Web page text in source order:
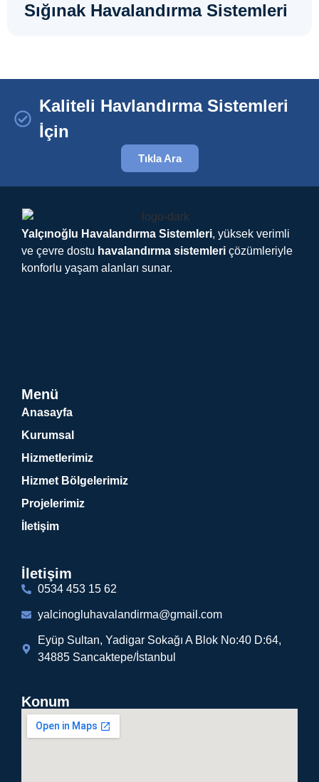
Sığınak Havalandırma Sistemleri
Kaliteli Havlandırma Sistemleri
İçin
Tıkla Ara
Yalçınoğlu Havalandırma Sistemleri, yüksek verimli
ve çevre dostu havalandırma sistemleri çözümleriyle
konforlu yaşam alanları sunar.
Menü
Anasayfa
Kurumsal
Hizmetlerimiz
Hizmet Bölgelerimiz
Projelerimiz
İletişim
İletişim
0534 453 15 62
yalcinogluhavalandirma@gmail.com
Eyüp Sultan, Yadigar Sokağı A Blok No:40 D:64,
34885 Sancaktepe/İstanbul
Konum